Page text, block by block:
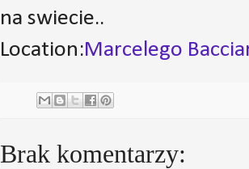
na swiecie..
Location:Marcelego
Brak komentarzy: